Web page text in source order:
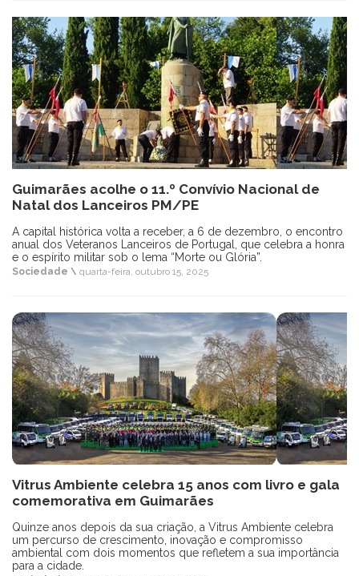
Guimarães acolhe o 11.º Convívio Nacional de
Natal dos Lanceiros PM/PE
A capital histórica volta a receber, a 6 de dezembro, o encontro
anual dos Veteranos Lanceiros de Portugal, que celebra a honra
e o espírito militar sob o lema “Morte ou Glória”.
Sociedade \ quarta-feira, outubro 15, 2025
Vitrus Ambiente celebra 15 anos com livro e gala
comemorativa em Guimarães
Quinze anos depois da sua criação, a Vitrus Ambiente celebra
um percurso de crescimento, inovação e compromisso
ambiental com dois momentos que refletem a sua importância
para a cidade.